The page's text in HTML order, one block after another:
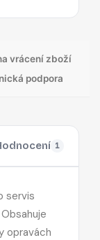
vrácení zboží
podpora
1
servis
opravách